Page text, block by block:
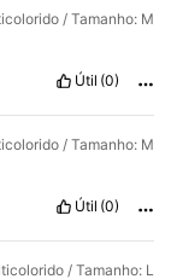
/ Tamanho: M
Útil (0)
/ Tamanho: M
Útil (0)
/ Tamanho: L